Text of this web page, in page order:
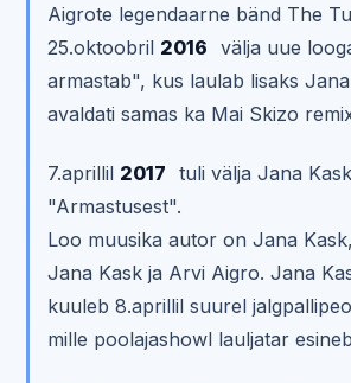
Aigrote legendaarne bänd The
25.oktoobril 2016 välja uue
armastab", kus laulab lisaks
avaldati samas ka Mai Skizo
7.aprillil 2017 tuli välja Jana
"Armastusest".
Loo muusika autor on Jana
Jana Kask ja Arvi Aigro. Jana
kuuleb 8.aprillil suurel
mille poolajashowl lauljatar